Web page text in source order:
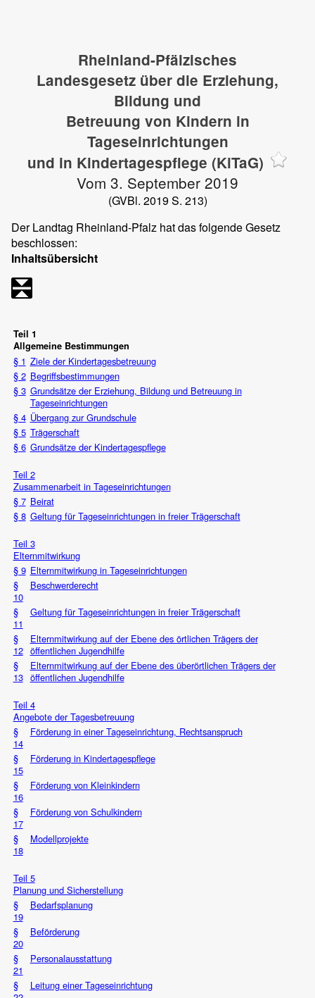
Rheinland-Pfälzisches
Landesgesetz über die Erziehung,
Bildung und
Betreuung von Kindern in
Tageseinrichtungen
und in Kindertagespflege (KiTaG)
Vom 3. September 2019
(GVBl. 2019 S. 213)
Der Landtag Rheinland-Pfalz hat das folgende Gesetz
beschlossen:
Inhaltsübersicht
Teil 1
Allgemeine Bestimmungen
§ 1 Ziele der Kindertagesbetreuung
§ 2 Begriffsbestimmungen
§ 3 Grundsätze der Erziehung, Bildung und Betreuung in
Tageseinrichtungen
§ 4 Übergang zur Grundschule
§ 5 Trägerschaft
§ 6 Grundsätze der Kindertagespflege
Teil 2
Zusammenarbeit in Tageseinrichtungen
§ 7 Beirat
§ 8 Geltung für Tageseinrichtungen in freier Trägerschaft
Teil 3
Elternmitwirkung
§ 9 Elternmitwirkung in Tageseinrichtungen
§
10
Beschwerderecht
§
11
Geltung für Tageseinrichtungen in freier Trägerschaft
§
12
Elternmitwirkung auf der Ebene des örtlichen Trägers der
öffentlichen Jugendhilfe
§
13
Elternmitwirkung auf der Ebene des überörtlichen Trägers der
öffentlichen Jugendhilfe
Teil 4
Angebote der Tagesbetreuung
§
14
Förderung in einer Tageseinrichtung, Rechtsanspruch
§
15
Förderung in Kindertagespflege
§
16
Förderung von Kleinkindern
§
17
Förderung von Schulkindern
§
18
Modellprojekte
Teil 5
Planung und Sicherstellung
§
19
Bedarfsplanung
§
20
Beförderung
§
21
Personalausstattung
§
Leitung einer Tageseinrichtung